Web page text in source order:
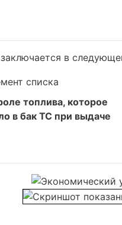
в
топлива, которое
в бак ТС при выдаче